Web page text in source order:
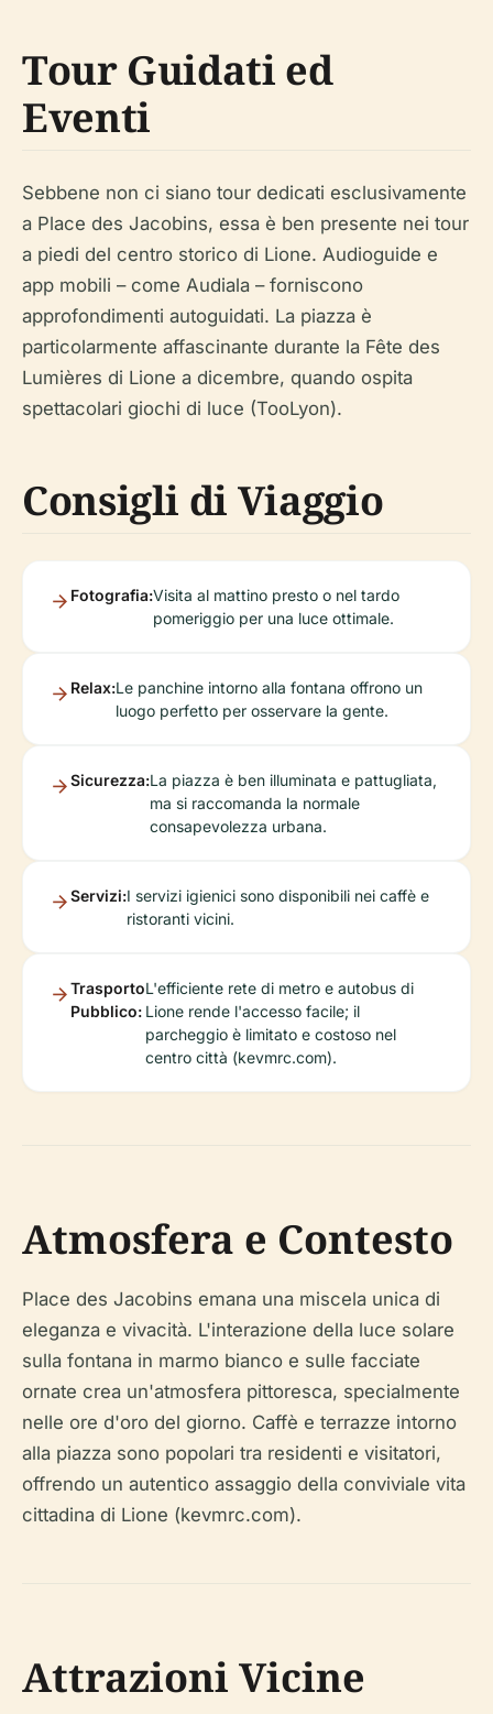
Tour Guidati ed
Eventi
Sebbene non ci siano tour dedicati esclusivamente
a Place des Jacobins, essa è ben presente nei tour
a piedi del centro storico di Lione. Audioguide e
app mobili – come Audiala – forniscono
approfondimenti autoguidati. La piazza è
particolarmente affascinante durante la Fête des
Lumières di Lione a dicembre, quando ospita
spettacolari giochi di luce (TooLyon).
Consigli di Viaggio
Fotografia:Visita al mattino presto o nel tardo
pomeriggio per una luce ottimale.
Relax:Le panchine intorno alla fontana offrono un
luogo perfetto per osservare la gente.
Sicurezza:La piazza è ben illuminata e pattugliata,
ma si raccomanda la normale
consapevolezza urbana.
Servizi:I servizi igienici sono disponibili nei caffè e
ristoranti vicini.
Trasporto
Pubblico:
L'efficiente rete di metro e autobus di
Lione rende l'accesso facile; il
parcheggio è limitato e costoso nel
centro città (kevmrc.com).
Atmosfera e Contesto
Place des Jacobins emana una miscela unica di
eleganza e vivacità. L'interazione della luce solare
sulla fontana in marmo bianco e sulle facciate
ornate crea un'atmosfera pittoresca, specialmente
nelle ore d'oro del giorno. Caffè e terrazze intorno
alla piazza sono popolari tra residenti e visitatori,
offrendo un autentico assaggio della conviviale vita
cittadina di Lione (kevmrc.com).
Attrazioni Vicine